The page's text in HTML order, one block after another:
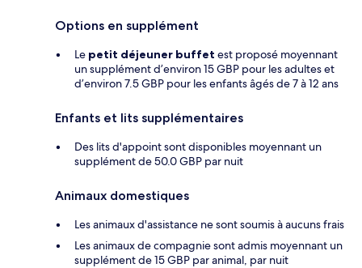
Options en supplément
Le petit déjeuner buffet est proposé moyennant
un supplément d’environ 15 GBP pour les adultes et
d’environ 7.5 GBP pour les enfants âgés de 7 à 12 ans
Enfants et lits supplémentaires
Des lits d'appoint sont disponibles moyennant un
supplément de 50.0 GBP par nuit
Animaux domestiques
Les animaux d'assistance ne sont soumis à aucuns frais
Les animaux de compagnie sont admis moyennant un
supplément de 15 GBP par animal, par nuit